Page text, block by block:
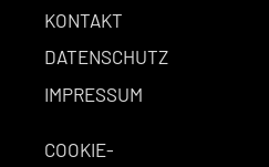
KONTAKT
DATENSCHUTZ
IMPRESSUM
COOKIE-